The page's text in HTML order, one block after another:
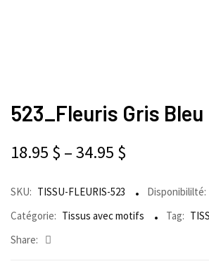
523_Fleuris Gris Bleu
18.95 $ –34.95 $
SKU: TISSU-FLEURIS-523 Disponibililté:
Catégorie: Tissus avec motifs Tag:
Share: